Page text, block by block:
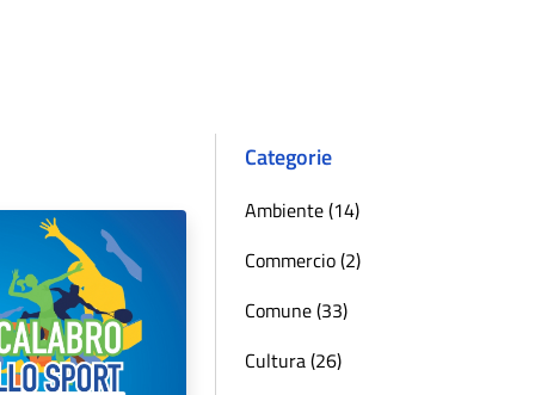
Categorie
Ambiente (14)
Commercio (2)
Comune (33)
Cultura (26)